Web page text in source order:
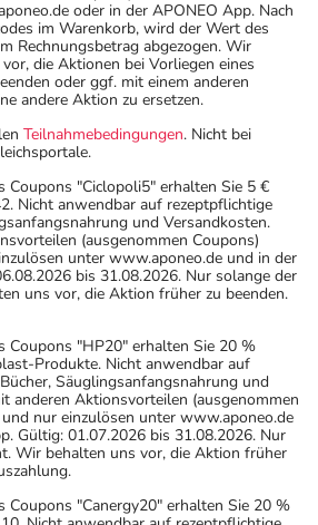
oder in der APONEO App. Nach
im Warenkorb, wird der Wert des
Rechnungsbetrag abgezogen. Wir
die Aktionen bei Vorliegen eines
oder ggf. mit einem anderen
andere Aktion zu ersetzen.
Teilnahmebedingungen. Nicht bei
Coupons "Ciclopoli5" erhalten Sie 5 €
Nicht anwendbar auf rezeptpflichtige
und Versandkosten.
(ausgenommen Coupons)
unter www.aponeo.de und in der
bis 31.08.2026. Nur solange der
uns vor, die Aktion früher zu beenden.
Coupons "HP20" erhalten Sie 20 %
Produkte. Nicht anwendbar auf
Säuglingsanfangsnahrung und
anderen Aktionsvorteilen (ausgenommen
nur einzulösen unter www.aponeo.de
Gültig: 01.07.2026 bis 31.08.2026. Nur
Wir behalten uns vor, die Aktion früher
Coupons "Canergy20" erhalten Sie 20 %